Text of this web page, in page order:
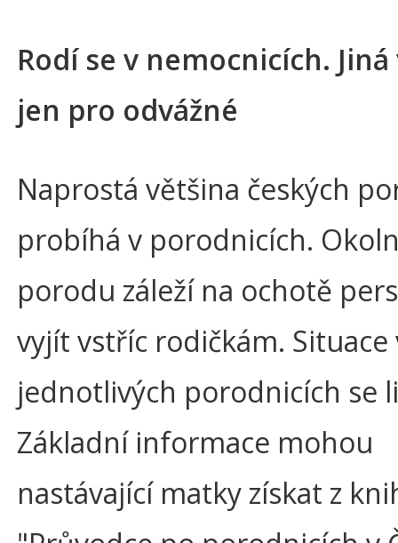
Rodí se v nemocnicích.
jen pro odvážné
Naprostá většina českých
probíhá v porodnicích.
porodu záleží na ochotě
vyjít vstříc rodičkám. Situace
jednotlivých porodnicích se
Základní informace mohou
nastávající matky získat z